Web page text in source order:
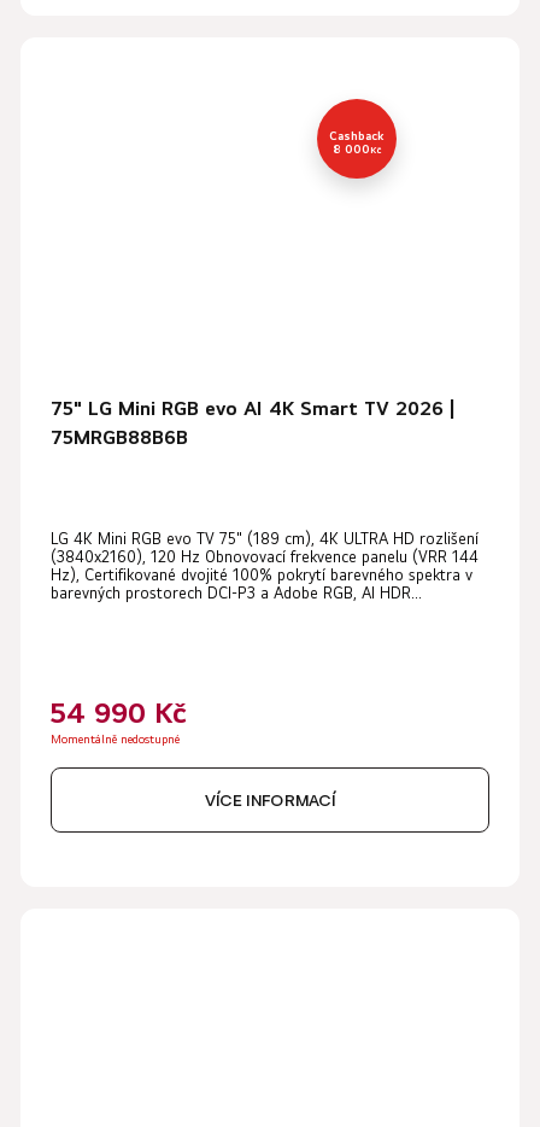
75" LG Mini RGB evo AI 4K Smart TV 2026 |
75MRGB88B6B
LG 4K Mini RGB evo TV 75" (189 cm), 4K ULTRA HD rozlišení
(3840x2160), 120 Hz Obnovovací frekvence panelu (VRR 144
Hz), Certifikované dvojité 100% pokrytí barevného spektra v
barevných prostorech DCI-P3 a Adobe RGB, AI HDR...
54 990 Kč
Momentálně nedostupné
VÍCE INFORMACÍ
Cashback
8 000Kč